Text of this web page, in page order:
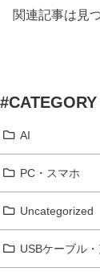
関連記事は見
AI
PC・スマホ
Uncategorized
USBケーブル